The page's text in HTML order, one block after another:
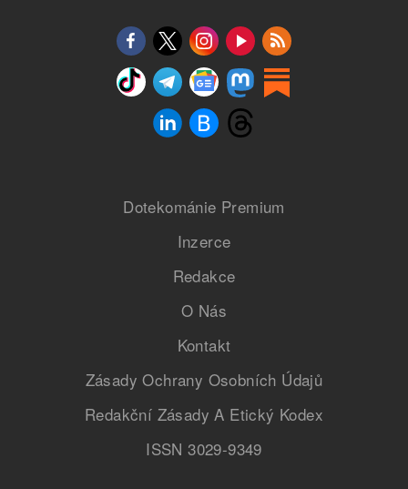
Dotekománie Premium
Inzerce
Redakce
O Nás
Kontakt
Zásady Ochrany Osobních Údajů
Redakční Zásady A Etický Kodex
ISSN 3029-9349